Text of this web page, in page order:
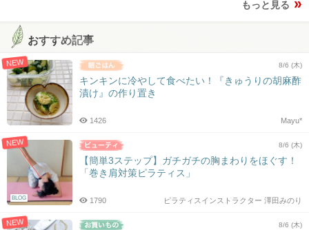
もっと見る
おすすめ記事
NEW 8/6 (木)
キンキンに冷やして食べたい！『きゅうりの胡麻酢
漬け』の作り置き
Mayu*
1426
NEW
BLOG
8/6 (木)
【簡単3ステップ】ガチガチの胸まわりをほぐす！
「巻き肩対策ピラティス」
ピラティスインストラクター 澤田みのり
1790
NEW 8/6 (木)